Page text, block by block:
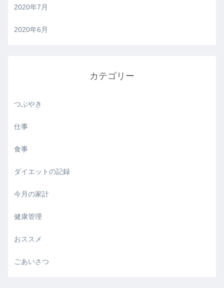
2020年7月
2020年6月
カテゴリー
つぶやき
仕事
食事
ダイエットの記録
今月の家計
健康管理
おススメ
ごあいさつ